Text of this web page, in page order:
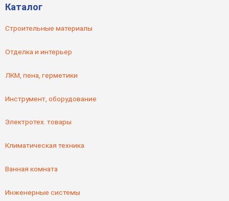
Каталог
Строительные материалы
Отделка и интерьер
ЛКМ, пена, герметики
Инструмент, оборудование
Электротех. товары
Климатическая техника
Ванная комната
Инженерные системы